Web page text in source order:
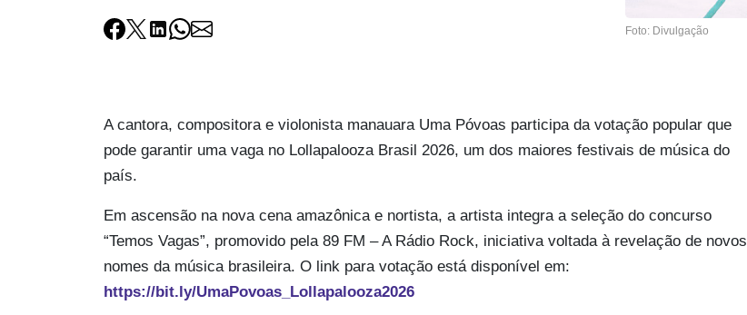
Foto: Divulgação
A cantora, compositora e violonista manauara Uma Póvoas participa da votação popular que
pode garantir uma vaga no Lollapalooza Brasil 2026, um dos maiores festivais de música do
país.
Em ascensão na nova cena amazônica e nortista, a artista integra a seleção do concurso
“Temos Vagas”, promovido pela 89 FM – A Rádio Rock, iniciativa voltada à revelação de novos
nomes da música brasileira. O link para votação está disponível em:
https://bit.ly/UmaPovoas_Lollapalooza2026